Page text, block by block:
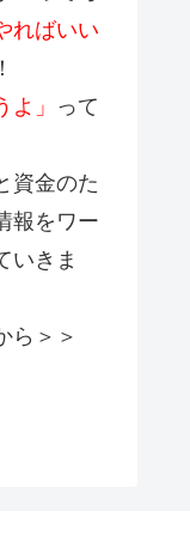
ればいい
」
って
資金のた
報をワー
いきま
ら＞＞